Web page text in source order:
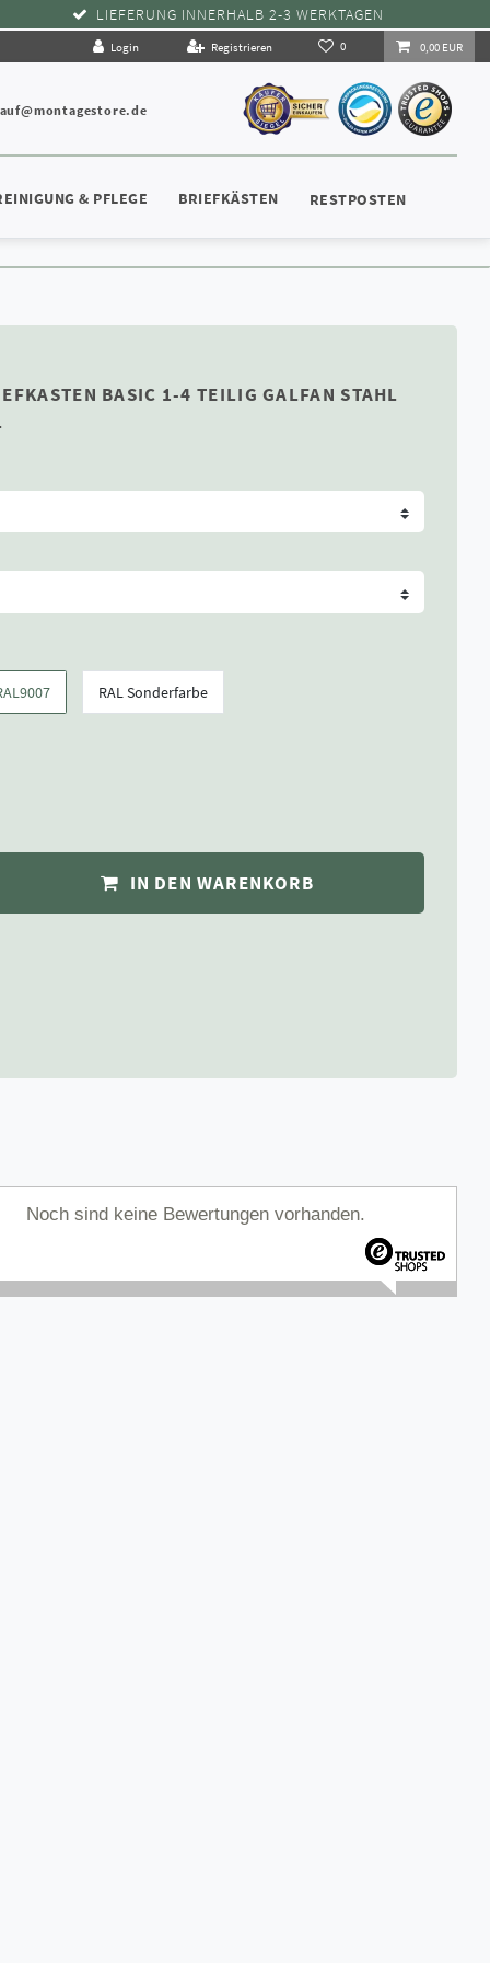
LIEFERUNG INNERHALB 2-3 WERKTAGEN
Login Registrieren 0 0,00 EUR
& PFLEGE BRIEFKÄSTEN RESTPOSTEN
BASIC 1-4 TEILIG GALFAN STAHL
RAL Sonderfarbe
IN DEN WARENKORB
Noch sind keine Bewertungen vorhanden.